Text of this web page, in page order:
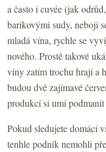
a často i cuvée (jak
barikovými sudy, nebojí
mladá vína, rychle se
nového. Prostě takové
víny zatím trochu hrají a
budou dvě zajímavé
produkcí si umí
Pokud sledujete domácí
tenhle podnik nemohli